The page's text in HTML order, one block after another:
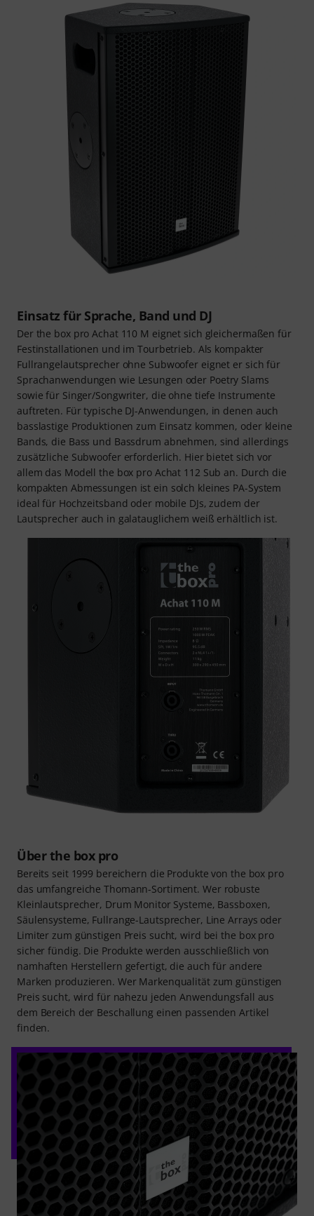
Einsatz für Sprache, Band und DJ
Der the box pro Achat 110 M eignet sich gleichermaßen für
Festinstallationen und im Tourbetrieb. Als kompakter
Fullrangelautsprecher ohne Subwoofer eignet er sich für
Sprachanwendungen wie Lesungen oder Poetry Slams
sowie für Singer/Songwriter, die ohne tiefe Instrumente
auftreten. Für typische DJ-Anwendungen, in denen auch
basslastige Produktionen zum Einsatz kommen, oder kleine
Bands, die Bass und Bassdrum abnehmen, sind allerdings
zusätzliche Subwoofer erforderlich. Hier bietet sich vor
allem das Modell the box pro Achat 112 Sub an. Durch die
kompakten Abmessungen ist ein solch kleines PA-System
ideal für Hochzeitsband oder mobile DJs, zudem der
Lautsprecher auch in galatauglichem weiß erhältlich ist.
Über the box pro
Bereits seit 1999 bereichern die Produkte von the box pro
das umfangreiche Thomann-Sortiment. Wer robuste
Kleinlautsprecher, Drum Monitor Systeme, Bassboxen,
Säulensysteme, Fullrange-Lautsprecher, Line Arrays oder
Limiter zum günstigen Preis sucht, wird bei the box pro
sicher fündig. Die Produkte werden ausschließlich von
namhaften Herstellern gefertigt, die auch für andere
Marken produzieren. Wer Markenqualität zum günstigen
Preis sucht, wird für nahezu jeden Anwendungsfall aus
dem Bereich der Beschallung einen passenden Artikel
finden.